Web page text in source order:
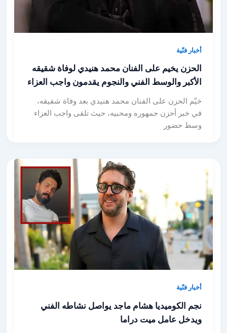
أخبار فنّية
الحزن يخيم على الفنان محمد هنيدي لوفاة شقيقه
الأكبر والوسط الفني والنجوم يقدمون واجب العزاء
خيّم الحزن على الفنان محمد هنيدي بعد وفاة شقيقه،
في خبر أحزن جمهوره ومحبيه، حيث تلقى واجب العزاء
وسط حضور
أخبار فنّية
نجم الكوميديا هشام ماجد يواصل نشاطه الفني
ويدخل عامل ميت دراما